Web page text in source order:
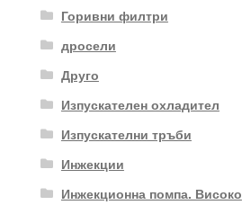
Горивни филтри
дросели
Друго
Изпускателен охладител
Изпускателни тръби
Инжекции
Инжекционна помпа. Високо